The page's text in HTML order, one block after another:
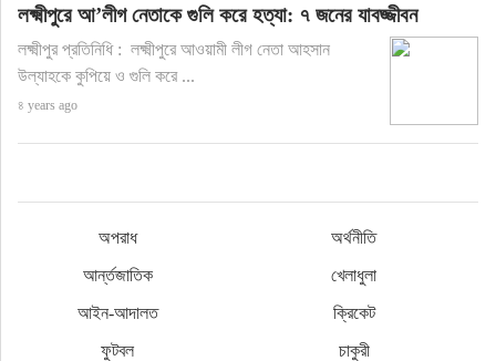
লক্ষ্মীপুরে আ’লীগ নেতাকে গুলি করে হত্যা: ৭ জনের যাবজ্জীবন
লক্ষ্মীপুর প্রতিনিধি : লক্ষ্মীপুরে আওয়ামী লীগ নেতা আহসান
উল্যাহকে কুপিয়ে ও গুলি করে ...
৪ years ago
অপরাধ
অর্থনীতি
আর্ন্তজাতিক
খেলাধুলা
আইন-আদালত
ক্রিকেট
ফুটবল
চাকুরী